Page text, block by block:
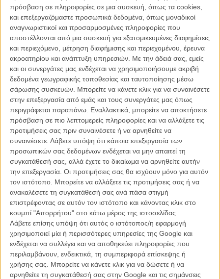
πρόσβαση σε πληροφορίες σε μια συσκευή, όπως τα cookies,
και επεξεργαζόμαστε προσωπικά δεδομένα, όπως μοναδικοί
αναγνωριστικοί και προσαρμοσμένες πληροφορίες που
αποστέλλονται από μια συσκευή για εξατομικευμένες διαφημίσεις
και περιεχόμενο, μέτρηση διαφήμισης και περιεχομένου, έρευνα
ακροατηρίου και ανάπτυξη υπηρεσιών. Με την άδειά σας, εμείς
και οι συνεργάτες μας ενδέχεται να χρησιμοποιήσουμε ακριβή
δεδομένα γεωγραφικής τοποθεσίας και ταυτοποίησης μέσω
σάρωσης συσκευών. Μπορείτε να κάνετε κλικ για να συναινέσετε
στην επεξεργασία από εμάς και τους συνεργάτες μας όπως
περιγράφεται παραπάνω. Εναλλακτικά, μπορείτε να αποκτήσετε
πρόσβαση σε πιο λεπτομερείς πληροφορίες και να αλλάξετε τις
προτιμήσεις σας πριν συναινέσετε ή να αρνηθείτε να
συναινέσετε. Λάβετε υπόψη ότι κάποια επεξεργασία των
προσωπικών σας δεδομένων ενδέχεται να μην απαιτεί τη
συγκατάθεσή σας, αλλά έχετε το δικαίωμα να αρνηθείτε αυτήν
την επεξεργασία. Οι προτιμήσεις σας θα ισχύουν μόνο για αυτόν
τον ιστότοπο. Μπορείτε να αλλάξετε τις προτιμήσεις σας ή να
ανακαλέσετε τη συγκατάθεσή σας ανά πάσα στιγμή
επιστρέφοντας σε αυτόν τον ιστότοπο και κάνοντας κλικ στο
κουμπί "Απορρήτου" στο κάτω μέρος της ιστοσελίδας.
Λάβετε επίσης υπόψη ότι αυτός ο ιστότοπος/η εφαρμογή
χρησιμοποιεί μία ή περισσότερες υπηρεσίες της Google και
ενδέχεται να συλλέγει και να αποθηκεύει πληροφορίες που
περιλαμβάνουν, ενδεικτικά, τη συμπεριφορά επίσκεψης ή
χρήσης σας. Μπορείτε να κάνετε κλικ για να δώσετε ή να
αρνηθείτε τη συγκατάθεσή σας στην Google και τις σημάνσεις
απόλυτης αθωότητας. Αλλά δεν θα ξαναδούλευα μαζί του, όχι.»
Διαβάστε ακόμη:Ο Αλεκ Μπόλντγουιν βρίσκει την
«αποκήρυξη» του Γούντι Αλεν «άδικη και θλιβερή»
Με αυτά τα λόγια, ο Μάικλ Κέιν, που συνεργάστηκε με τον Γούντι
Αλεν στο «Η Χάνα και οι Αδελφές του» κερδίζοντας το Οσκαρ Β'
Ανδρικού Ρόλου, έρχεται να προστεθεί στη μεγάλη λίστα των
ηθοποιών που καταδικάζουν τον Γούντι Αλεν εξαιτίας των
κατηγοριών της θετής του κόρης ότι την κακοποίησε όταν ήταν
μικρή, σε μια υπόθεση που έχει λήξει από πλευράς της δικαιοσύνης
αλλά παραμένει ανοιχτή από την πλευρά της Ντίλαν Φάροου, η
οποία υποστηρίζει πως κανείς δεν την πιστεύει όλα αυτά τα χρόνια.